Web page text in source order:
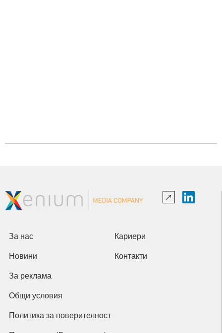
За нас Кариери
Новини Контакти
За реклама
Общи условия
Политика за поверителност